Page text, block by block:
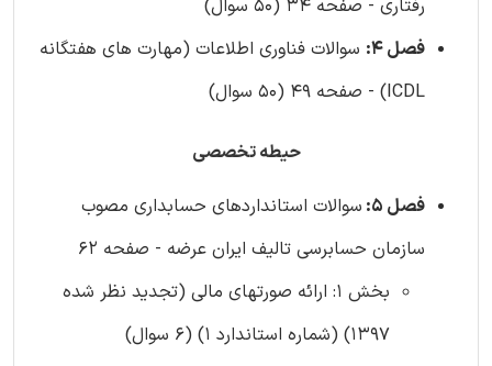
رفتاری - صفحه 34 (50 سوال)
فصل 4:
سوالات فناوری اطلاعات (مهارت های هفتگانه
ICDL) - صفحه 49 (50 سوال)
حیطه تخصصی
فصل 5:
سوالات استانداردهای حسابداری مصوب
سازمان حسابرسی تالیف ایران عرضه - صفحه 62
بخش 1: ارائه صورتهای مالی (تجدید نظر شده
1397) (شماره استاندارد 1) (6 سوال)